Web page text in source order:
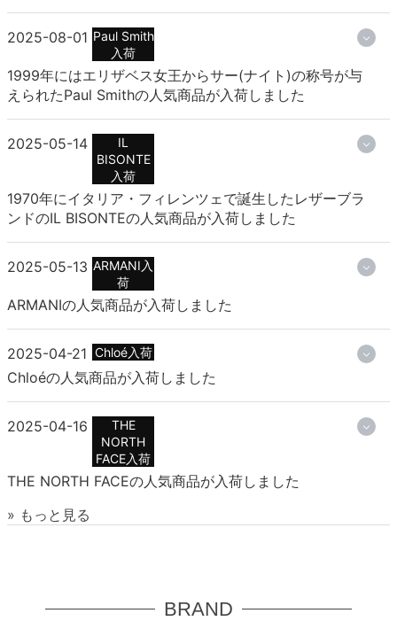
2025-08-01 Paul Smith
入荷
1999年にはエリザベス女王からサー(ナイト)の称号が与
えられたPaul Smithの人気商品が入荷しました
2025-05-14
IL
BISONTE
入荷
1970年にイタリア・フィレンツェで誕生したレザーブラ
ンドのIL BISONTEの人気商品が入荷しました
2025-05-13 ARMANI入
荷
ARMANIの人気商品が入荷しました
2025-04-21 Chloé入荷
Chloéの人気商品が入荷しました
2025-04-16
THE
NORTH
FACE入荷
THE NORTH FACEの人気商品が入荷しました
» もっと見る
BRAND